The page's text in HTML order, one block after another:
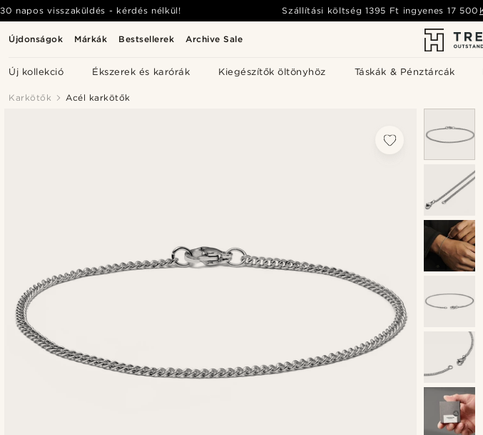
Újdonságok Márkák Bestsellerek Archive Sale
Új kollekció Ékszerek és karórák Kiegészítők öltönyhöz Táskák & Pénztárcák
30 napos visszaküldés - kérdés nélkül! Szállítási költség1395 Ft ingyenes 17 500
Karkötők Acél karkötők